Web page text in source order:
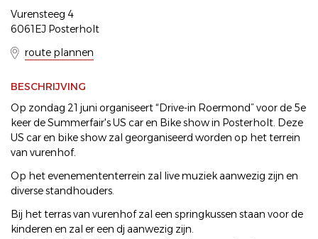
Vurensteeg 4
6061EJ Posterholt
route plannen
BESCHRIJVING
Op zondag 21 juni organiseert “Drive-in Roermond” voor de 5e
keer de Summerfair's US car en Bike show in Posterholt. Deze
US car en bike show zal georganiseerd worden op het terrein
van vurenhof.
Op het evenemententerrein zal live muziek aanwezig zijn en
diverse standhouders.
Bij het terras van vurenhof zal een springkussen staan voor de
kinderen en zal er een dj aanwezig zijn.